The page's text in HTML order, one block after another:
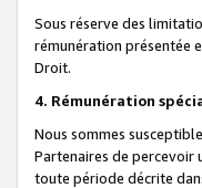
Sous réserve des
rémunération présentée
Droit.
4. Rémunération
Nous sommes
Partenaires de percevoir
toute période décrite